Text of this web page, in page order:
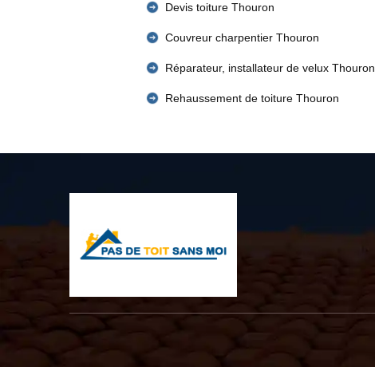
Devis toiture Thouron
Couvreur charpentier Thouron
Réparateur, installateur de velux Thouron
Rehaussement de toiture Thouron